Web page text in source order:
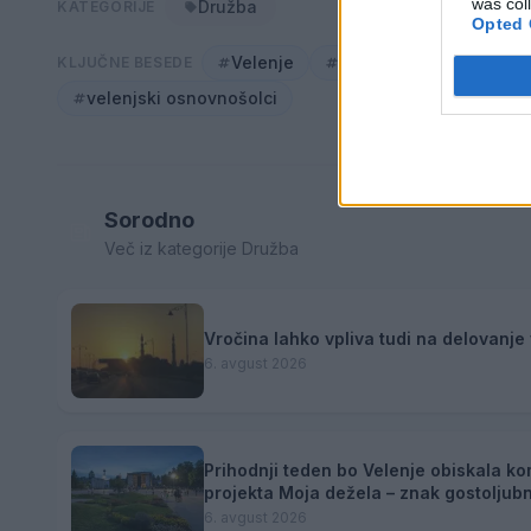
Opted
Družba
Velenje učenci
velenjski osnovnošolci
Sorodno
Več iz kategorije Družba
Vročina lahko vpliva tudi na delovanje
6. avgust 2026
Prihodnji teden bo Velenje obiskala
projekta Moja dežela – znak
6. avgust 2026